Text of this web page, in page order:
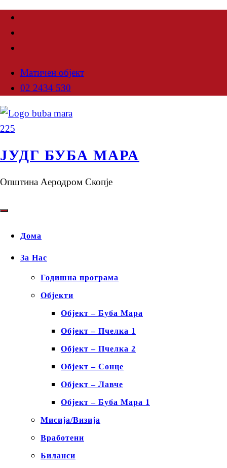
Матичен објект
02 2434 530
ЈУДГ БУБА МАРА
Општина Аеродром Скопје
Дома
За Нас
Годишна програма
Објекти
Објект – Буба Мара
Објект – Пчелка 1
Објект – Пчелка 2
Објект – Сонце
Објект – Лавче
Објект – Буба Мара 1
Мисија/Визија
Вработени
Биланси